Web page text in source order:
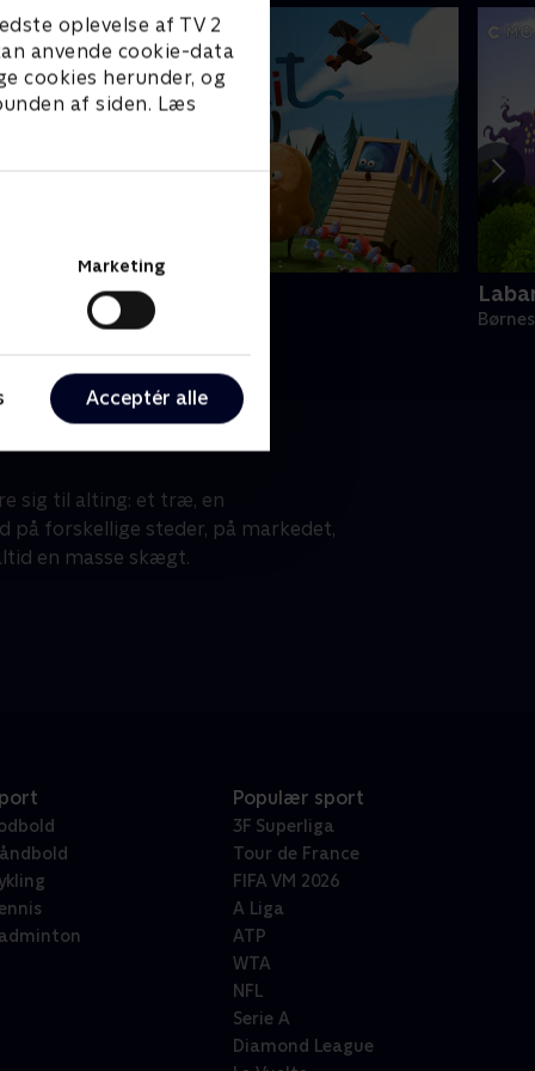
oplevelse af TV 2
anvende cookie-data
cookies herunder, og
af siden. Læs
Marketing
Acceptér alle
Kiwi & Strit
• 3 sæsoner
sig til alting: et træ, en
på forskellige steder, på markedet,
en masse skægt.
Populær sport
3F Superliga
Tour de France
FIFA VM 2026
A Liga
ATP
WTA
NFL
Serie A
Diamond League